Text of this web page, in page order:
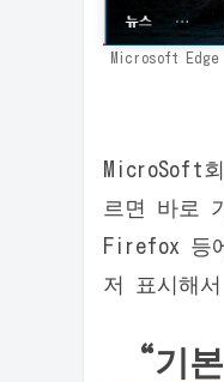
Microsoft Edge
MicroSoft
르면 바로
Firefox 등
저 표시해
“기